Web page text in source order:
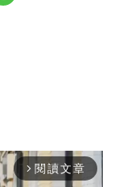
arrow_forward_ios 閱讀文章